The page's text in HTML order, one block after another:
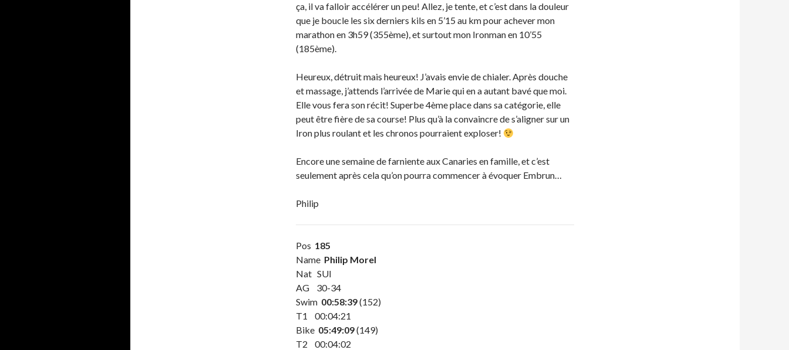
ça, il va falloir accélérer un peu! Allez, je tente, et c’est dans la douleur
que je boucle les six derniers kils en 5’15 au km pour achever mon
marathon en 3h59 (355ème), et surtout mon Ironman en 10’55
(185ème).
Heureux, détruit mais heureux! J’avais envie de chialer. Après douche
et massage, j’attends l’arrivée de Marie qui en a autant bavé que moi.
Elle vous fera son récit! Superbe 4ème place dans sa catégorie, elle
peut être fière de sa course! Plus qu’à la convaincre de s’aligner sur un
Iron plus roulant et les chronos pourraient exploser!
Encore une semaine de farniente aux Canaries en famille, et c’est
seulement après cela qu’on pourra commencer à évoquer Embrun…
Philip
Pos 185
Name Philip Morel
Nat SUI
AG 30-34
Swim 00:58:39(152)
T1 00:04:21
Bike 05:49:09(149)
T2 00:04:02